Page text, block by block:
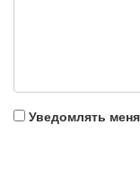
Уведомлять